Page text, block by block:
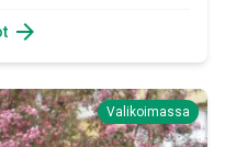
arrow_forward
Valikoimassa